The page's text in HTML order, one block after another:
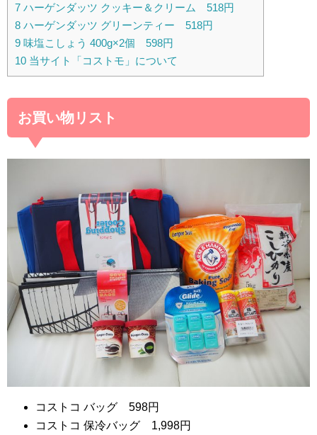
7 ハーゲンダッツ クッキー＆クリーム 518円
8 ハーゲンダッツ グリーンティー 518円
9 味塩こしょう 400g×2個 598円
10 当サイト「コストモ」について
お買い物リスト
コストコ バッグ 598円
コストコ 保冷バッグ 1,998円